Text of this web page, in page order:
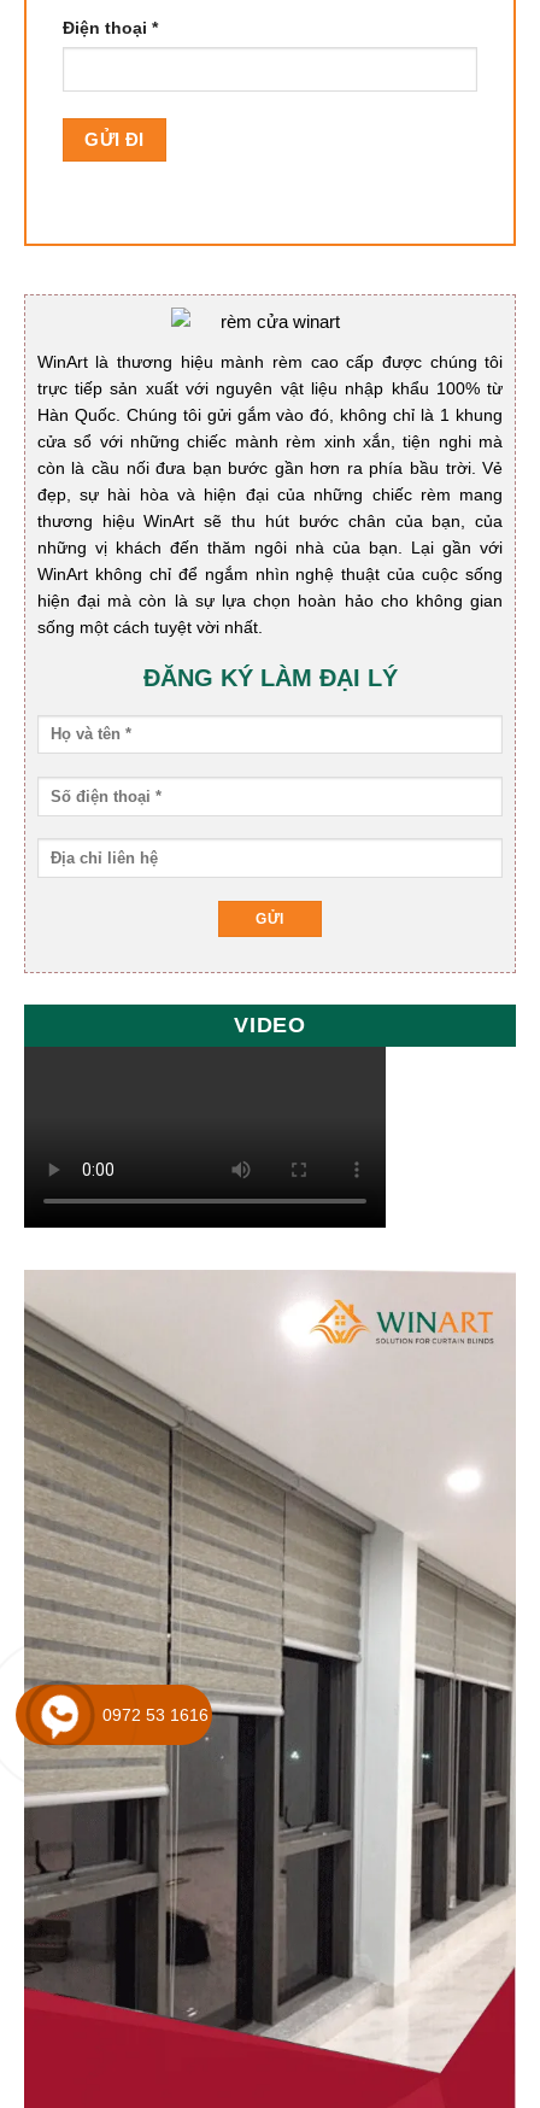
Điện thoại *
WinArt là thương hiệu mành rèm cao cấp được chúng tôi
trực tiếp sản xuất với nguyên vật liệu nhập khẩu 100% từ
Hàn Quốc. Chúng tôi gửi gắm vào đó, không chỉ là 1 khung
cửa sổ với những chiếc mành rèm xinh xắn, tiện nghi mà
còn là cầu nối đưa bạn bước gần hơn ra phía bầu trời. Vẻ
đẹp, sự hài hòa và hiện đại của những chiếc rèm mang
thương hiệu WinArt sẽ thu hút bước chân của bạn, của
những vị khách đến thăm ngôi nhà của bạn. Lại gần với
WinArt không chỉ để ngắm nhìn nghệ thuật của cuộc sống
hiện đại mà còn là sự lựa chọn hoàn hảo cho không gian
sống một cách tuyệt vời nhất.
ĐĂNG KÝ LÀM ĐẠI LÝ
VIDEO
0972 53 1616